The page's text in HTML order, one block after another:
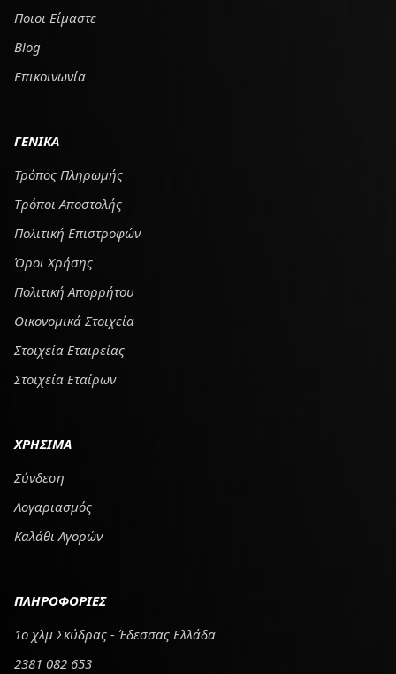
Ποιοι Είμαστε
Blog
Επικοινωνία
ΓΕΝΙΚΑ
Τρόπος Πληρωμής
Tρόποι Αποστολής
Πολιτική Επιστροφών
Όροι Χρήσης
Πολιτική Απορρήτου
Οικονομικά Στοιχεία
Στοιχεία Εταιρείας
Στοιχεία Εταίρων
ΧΡΗΣΙΜΑ
Σύνδεση
Λογαριασμός
Καλάθι Αγορών
ΠΛΗΡΟΦΟΡΙΕΣ
1ο χλμ Σκύδρας - Έδεσσας Ελλάδα
2381 082 653